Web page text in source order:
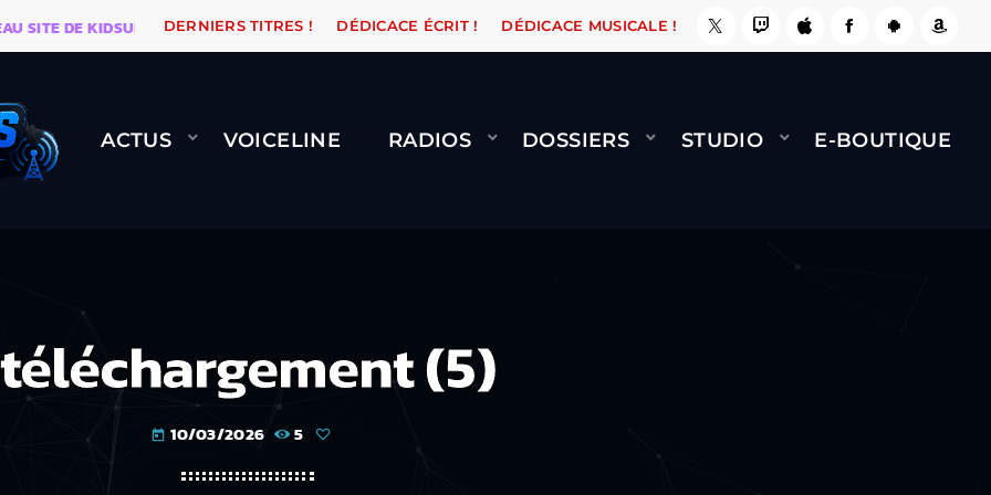
DE KIDSUNE WARÉTRO ORANGE ROAD QUI PASSE, ÇA LE FAIT ! NAMI BERNARD MINET - FLY
DERNIERS TITRES ! DÉDICACE ÉCRIT ! DÉDICACE MUSICALE !
ACTUS VOICELINE RADIOS DOSSIERS STUDIO E-BOUTIQUE
téléchargement (5)
today 10/03/2026 5